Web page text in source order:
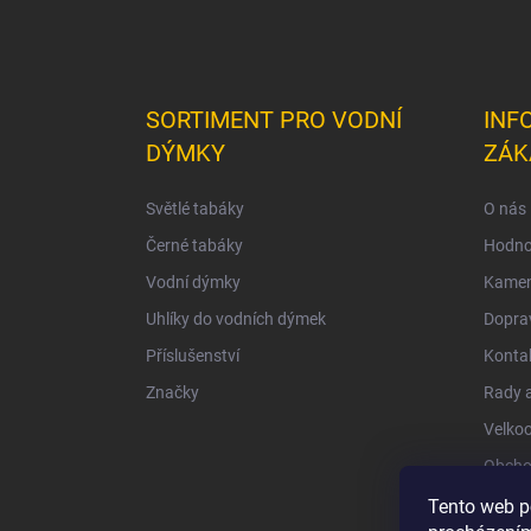
Tento web
SORTIMENT PRO VODNÍ
DÝMKY
Světlé tabáky
Černé tabáky
Vodní dýmky
Uhlíky do vodních dýmek
Příslušenství
Značky
O nás
Rady